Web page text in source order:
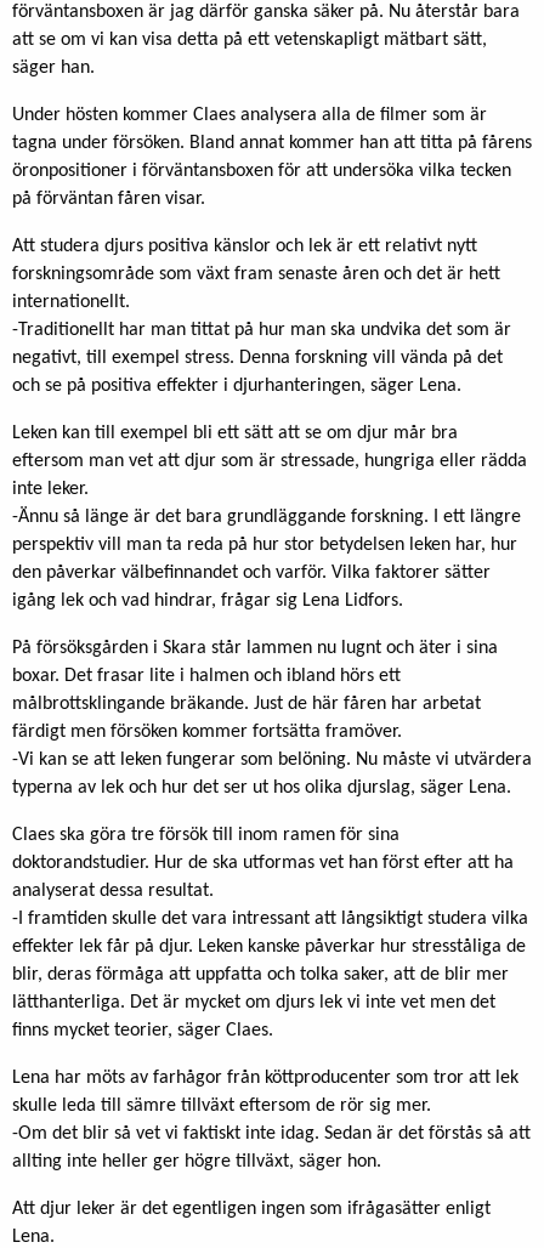
förväntansboxen är jag därför ganska säker på. Nu återstår bara
att se om vi kan visa detta på ett vetenskapligt mätbart sätt,
säger han.
Under hösten kommer Claes analysera alla de filmer som är
tagna under försöken. Bland annat kommer han att titta på fårens
öronpositioner i förväntansboxen för att undersöka vilka tecken
på förväntan fåren visar.
Att studera djurs positiva känslor och lek är ett relativt nytt
forskningsområde som växt fram senaste åren och det är hett
internationellt.
-Traditionellt har man tittat på hur man ska undvika det som är
negativt, till exempel stress. Denna forskning vill vända på det
och se på positiva effekter i djurhanteringen, säger Lena.
Leken kan till exempel bli ett sätt att se om djur mår bra
eftersom man vet att djur som är stressade, hungriga eller rädda
inte leker.
-Ännu så länge är det bara grundläggande forskning. I ett längre
perspektiv vill man ta reda på hur stor betydelsen leken har, hur
den påverkar välbefinnandet och varför. Vilka faktorer sätter
igång lek och vad hindrar, frågar sig Lena Lidfors.
På försöksgården i Skara står lammen nu lugnt och äter i sina
boxar. Det frasar lite i halmen och ibland hörs ett
målbrottsklingande bräkande. Just de här fåren har arbetat
färdigt men försöken kommer fortsätta framöver.
-Vi kan se att leken fungerar som belöning. Nu måste vi utvärdera
typerna av lek och hur det ser ut hos olika djurslag, säger Lena.
Claes ska göra tre försök till inom ramen för sina
doktorandstudier. Hur de ska utformas vet han först efter att ha
analyserat dessa resultat.
-I framtiden skulle det vara intressant att långsiktigt studera vilka
effekter lek får på djur. Leken kanske påverkar hur stresståliga de
blir, deras förmåga att uppfatta och tolka saker, att de blir mer
lätthanterliga. Det är mycket om djurs lek vi inte vet men det
finns mycket teorier, säger Claes.
Lena har möts av farhågor från köttproducenter som tror att lek
skulle leda till sämre tillväxt eftersom de rör sig mer.
-Om det blir så vet vi faktiskt inte idag. Sedan är det förstås så att
allting inte heller ger högre tillväxt, säger hon.
Att djur leker är det egentligen ingen som ifrågasätter enligt
Lena.